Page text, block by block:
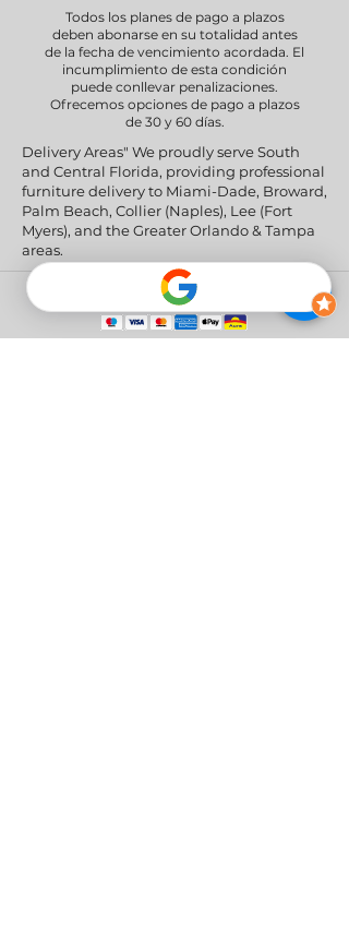
Todos los planes de pago a plazos
deben abonarse en su totalidad antes
de la fecha de vencimiento acordada. El
incumplimiento de esta condición
puede conllevar penalizaciones.
Ofrecemos opciones de pago a plazos
de 30 y 60 días.
Delivery Areas" We proudly serve South
and Central Florida, providing professional
furniture delivery to Miami-Dade, Broward,
Palm Beach, Collier (Naples), Lee (Fort
Myers), and the Greater Orlando & Tampa
areas.